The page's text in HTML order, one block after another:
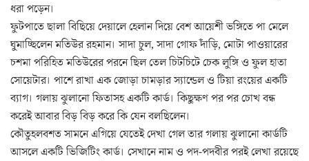
ধরা পড়েন।
ফুটপাতে ছালা বিছিয়ে দেয়ালে হেলান দিয়ে বেশ আয়েশী ভঙ্গিতে পা মেলে
ঘুমাচ্ছিলেন মতিউর রহমান। সাদা চুল, সাদা গোফ দাঁড়ি, মোটা পাওয়ারের
চশমা পরিহিত মতিউরের পরনে ছিল তেল চিটচিটে চেক লুঙ্গি ও ফুল হাতা
সোয়েটার। পাশে রাখা এক জোড়া চামড়ার স্যান্ডেল ও টিয়া রংয়ের একটি
ব্যাগ। গলায় ঝুলানো ফিতাসহ একটি কার্ড। কিছুক্ষণ পর পর চোখ বন্ধ
করেই আবার বিড় বিড় করে কি যেন বলছিলেন।
কৌতুহলবশত সামনে এগিয়ে যেতেই দেখা গেল তার গলায় ঝুলানো কার্ডটি
আসলে একটি ভিজিটিং কার্ড। সেখানে নাম ও পদ-পদবীর পরই লেখা রয়েছে